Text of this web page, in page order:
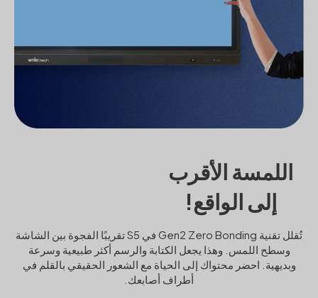
اللمسة الأقرب
إلى الواقع!
تُقلل تقنية Gen2 Zero Bonding في S5 تقريبًا الفجوة بين الشاشة
وسطح اللمس. وهذا يجعل الكتابة والرسم أكثر طبيعية وسرعة
وبديهية. احضر محتواك إلى الحياة مع الشعور الحقيقي بالقلم في
أطراف أصابعك.